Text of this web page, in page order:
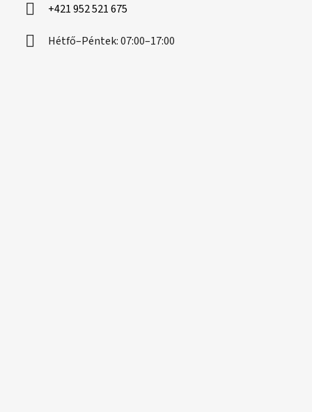
+421 952 521 675
Hétfő–Péntek: 07:00–17:00